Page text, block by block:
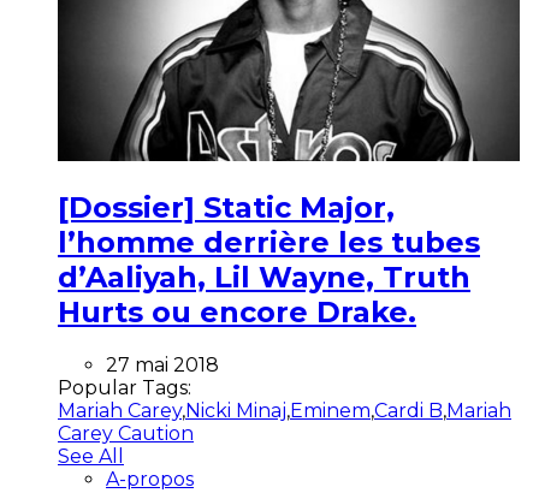
[Dossier] Static Major,
l’homme derrière les tubes
d’Aaliyah, Lil Wayne, Truth
Hurts ou encore Drake.
27 mai 2018
Popular Tags:
Mariah Carey,Nicki Minaj,Eminem,Cardi B,Mariah
Carey Caution
See All
A-propos